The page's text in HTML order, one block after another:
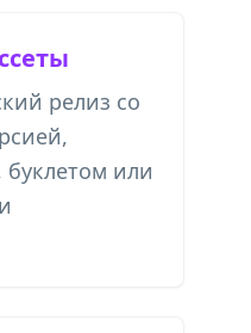
релиз со
или